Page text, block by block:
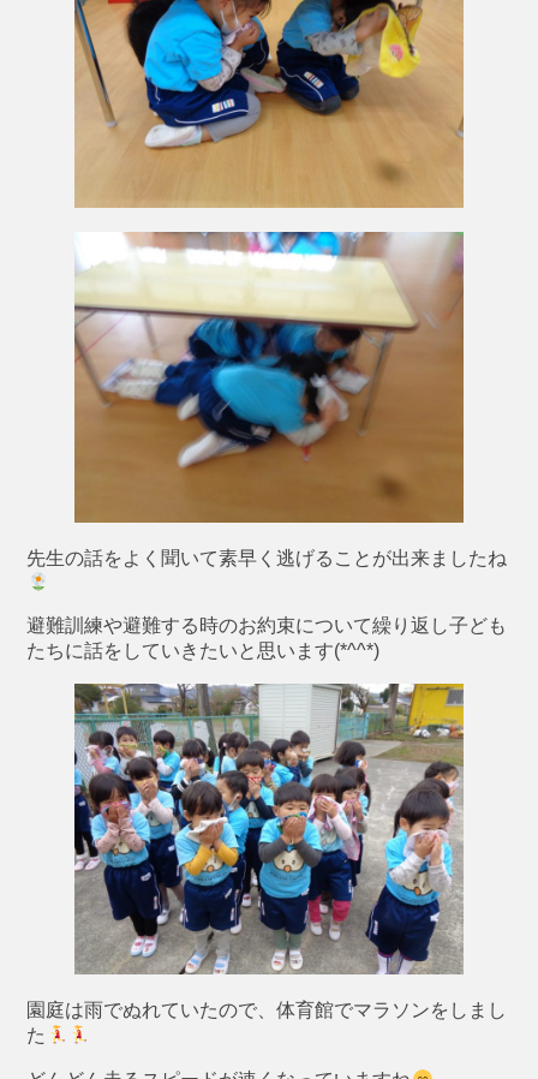
先生の話をよく聞いて素早く逃げることが出来ましたね
避難訓練や避難する時のお約束について繰り返し子ども
たちに話をしていきたいと思います(*^^*)
園庭は雨でぬれていたので、体育館でマラソンをしまし
た